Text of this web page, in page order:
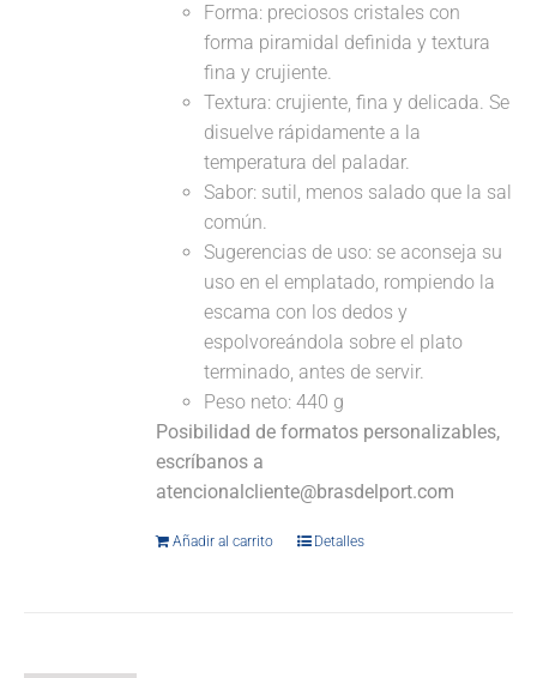
Forma: preciosos cristales con
forma piramidal definida y textura
fina y crujiente.
Textura: crujiente, fina y delicada. Se
disuelve rápidamente a la
temperatura del paladar.
Sabor: sutil, menos salado que la sal
común.
Sugerencias de uso: se aconseja su
uso en el emplatado, rompiendo la
escama con los dedos y
espolvoreándola sobre el plato
terminado, antes de servir.
Peso neto: 440 g
Posibilidad de formatos personalizables,
escríbanos a
atencionalcliente@brasdelport.com
Añadir al carrito Detalles